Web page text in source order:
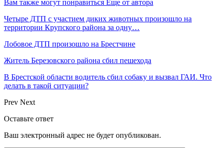
Вам также могут понравиться Еще от автора
Четыре ДТП с участием диких животных произошло на
территории Крупского района за одну…
Лобовое ДТП произошло на Брестчине
Житель Березовского района сбил пешехода
В Брестской области водитель сбил собаку и вызвал ГАИ. Что
делать в такой ситуации?
Prev Next
Оставьте ответ
Ваш электронный адрес не будет опубликован.